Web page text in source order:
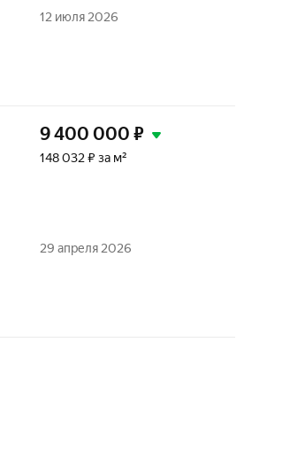
12 июля 2026
9 400 000 ₽
148 032 ₽ за м²
29 апреля 2026